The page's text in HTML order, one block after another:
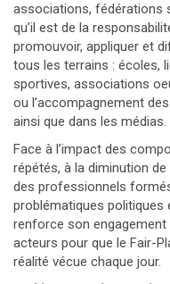
associations, fédérations
qu’il est de la
promouvoir, appliquer et
tous les terrains : écoles,
sportives, associations
ou l’accompagnement
ainsi que dans les médias.
Face à l’impact des
répétés, à la diminution
des professionnels
problématiques politiques
renforce son
acteurs pour que le Fair-
réalité vécue chaque jour.